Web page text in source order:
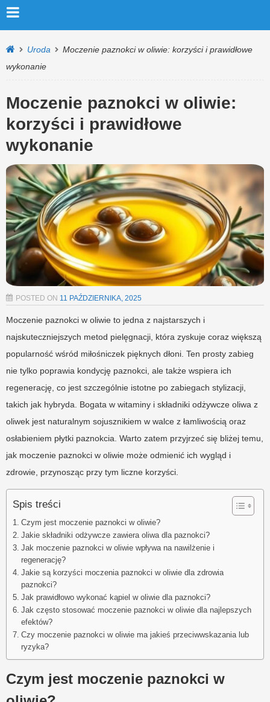
Uroda
Moczenie paznokci w oliwie: korzyści i prawidłowe
wykonanie
Moczenie paznokci w oliwie:
korzyści i prawidłowe
wykonanie
POSTED ON 11 PAŹDZIERNIKA, 2025
Moczenie paznokci w oliwie to jedna z najstarszych i
najskuteczniejszych metod pielęgnacji, która zyskuje coraz większą
popularność wśród miłośniczek pięknych dłoni. Ten prosty zabieg
nie tylko poprawia kondycję paznokci, ale także wspiera ich
regenerację, co jest szczególnie istotne po zabiegach stylizacji,
takich jak hybryda. Bogata w witaminy i składniki odżywcze oliwa z
oliwek jest naturalnym sojusznikiem w walce z łamliwością oraz
osłabieniem płytki paznokcia. Warto zatem przyjrzeć się bliżej temu,
jak moczenie paznokci w oliwie może odmienić ich wygląd i
zdrowie, przynosząc przy tym liczne korzyści.
Spis treści
Czym jest moczenie paznokci w oliwie?
Jakie składniki odżywcze zawiera oliwa dla paznokci?
Jak moczenie paznokci w oliwie wpływa na nawilżenie i
regenerację?
Jakie są korzyści moczenia paznokci w oliwie dla zdrowia
paznokci?
Jak prawidłowo wykonać kąpiel w oliwie dla paznokci?
Jak często stosować moczenie paznokci w oliwie dla najlepszych
efektów?
Czy moczenie paznokci w oliwie ma jakieś przeciwwskazania lub
ryzyka?
Czym jest moczenie paznokci w